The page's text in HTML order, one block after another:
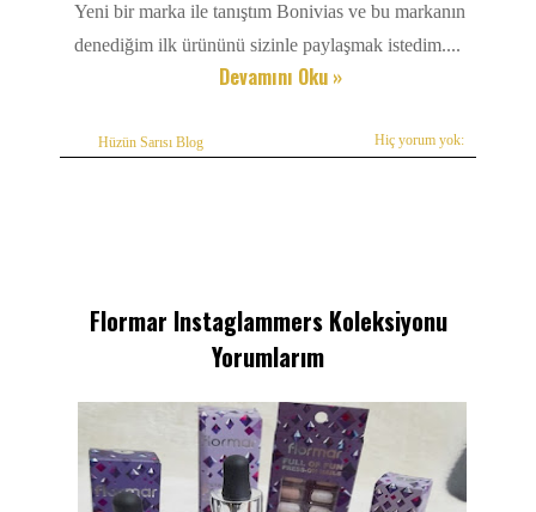
Yeni bir marka ile tanıştım Bonivias ve bu markanın
denediğim ilk ürününü sizinle paylaşmak istedim....
Devamını Oku »
Hüzün Sarısı Blog Hiç yorum yok:
Flormar Instaglammers Koleksiyonu
Yorumlarım